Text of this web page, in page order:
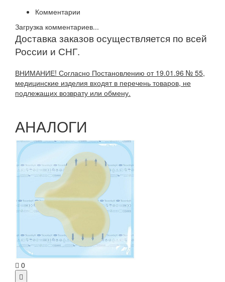
Комментарии
Загрузка комментариев...
Доставка заказов осуществляется по всей
России и СНГ.
ВНИМАНИЕ! Согласно Постановлению от 19.01.96 № 55,
медицинские изделия входят в перечень товаров, не
подлежащих возврату или обмену.
АНАЛОГИ
0